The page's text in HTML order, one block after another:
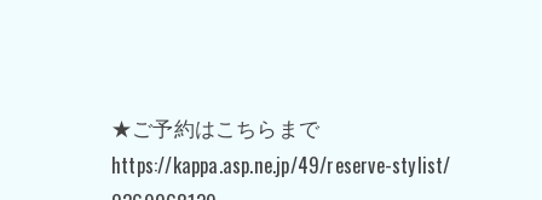
★ご予約はこちらまで
https://kappa.asp.ne.jp/49/reserve-stylist/